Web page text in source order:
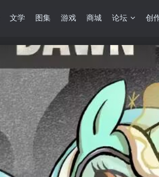
文学 图集 游戏 商城 论坛 创